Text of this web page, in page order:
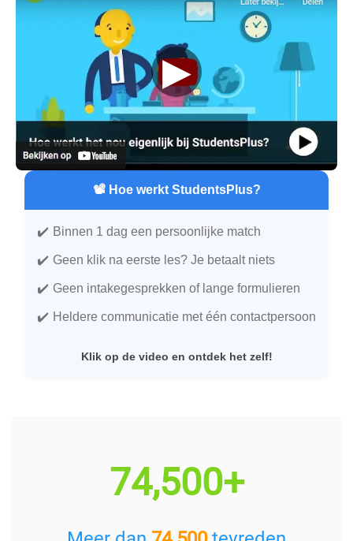
▶
📽️ Hoe werkt StudentsPlus?
Binnen 1 dag een persoonlijke match
Geen klik na eerste les? Je betaalt niets
Geen intakegesprekken of lange formulieren
Heldere communicatie met één contactpersoon
Klik op de video en ontdek het zelf!
74,500+